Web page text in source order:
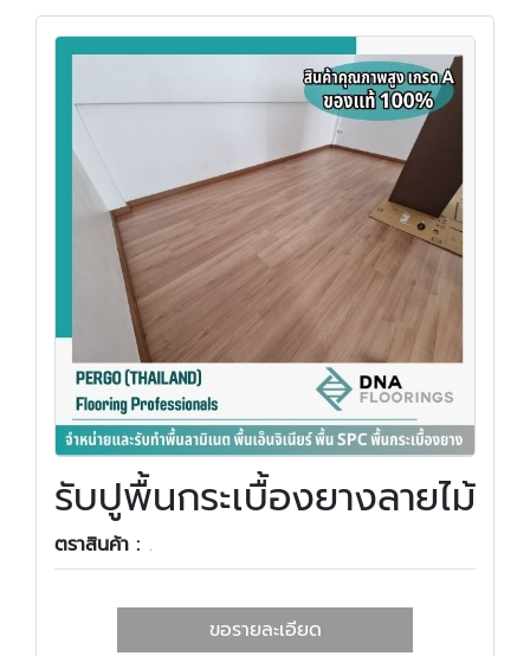
รับปูพื้นกระเบื้องยางลายไม้
ตราสินค้า : .
ขอรายละเอียด